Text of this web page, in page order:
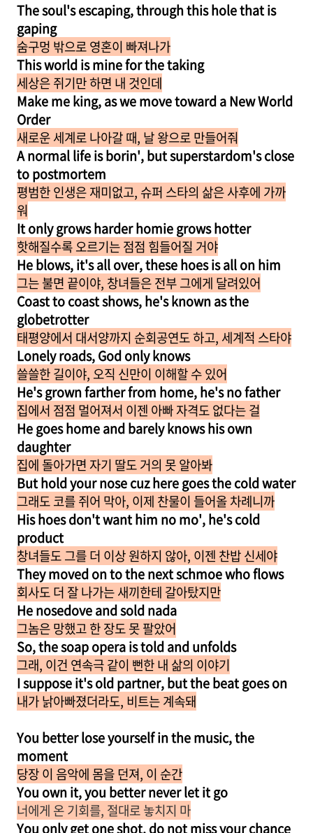
The soul's escaping, through this hole that is
gaping
숨구멍 밖으로 영혼이 빠져나가
This world is mine for the taking
세상은 쥐기만 하면 내 것인데
Make me king, as we move toward a New World
Order
새로운 세계로 나아갈 때, 날 왕으로 만들어줘
A normal life is borin', but superstardom's close
to postmortem
평범한 인생은 재미없고, 슈퍼 스타의 삶은 사후에 가까
워
It only grows harder homie grows hotter
핫해질수록 오르기는 점점 힘들어질 거야
He blows, it's all over, these hoes is all on him
그는 불면 끝이야, 창녀들은 전부 그에게 달려있어
Coast to coast shows, he's known as the
globetrotter
태평양에서 대서양까지 순회공연도 하고, 세계적 스타야
Lonely roads, God only knows
쓸쓸한 길이야, 오직 신만이 이해할 수 있어
He's grown farther from home, he's no father
집에서 점점 멀어져서 이젠 아빠 자격도 없다는 걸
He goes home and barely knows his own
daughter
집에 돌아가면 자기 딸도 거의 못 알아봐
But hold your nose cuz here goes the cold water
그래도 코를 쥐어 막아, 이제 찬물이 들어올 차례니까
His hoes don't want him no mo', he's cold
product
창녀들도 그를 더 이상 원하지 않아, 이젠 찬밥 신세야
They moved on to the next schmoe who flows
회사도 더 잘 나가는 새끼한테 갈아탔지만
He nosedove and sold nada
그놈은 망했고 한 장도 못 팔았어
So, the soap opera is told and unfolds
그래, 이건 연속극 같이 뻔한 내 삶의 이야기
I suppose it's old partner, but the beat goes on
내가 낡아빠졌더라도, 비트는 계속돼
You better lose yourself in the music, the
moment
당장 이 음악에 몸을 던져, 이 순간
You own it, you better never let it go
너에게 온 기회를, 절대로 놓치지 마
You only get one shot, do not miss your chance